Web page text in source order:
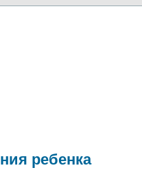
ребенка